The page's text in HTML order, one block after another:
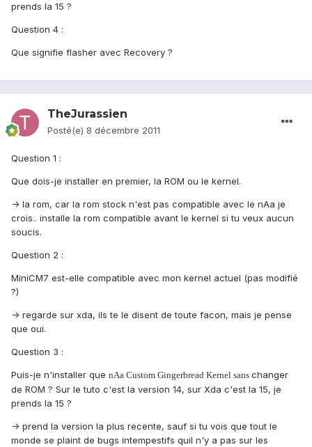
prends la 15 ?
Question 4 :
Que signifie flasher avec Recovery ?
TheJurassien
Posté(e) 8 décembre 2011
Question 1 :
Que dois-je installer en premier, la ROM ou le kernel.
-> la rom, car la rom stock n'est pas compatible avec le nAa je
crois.. installe la rom compatible avant le kernel si tu veux aucun
soucis.
Question 2 :
MiniCM7 est-elle compatible avec mon kernel actuel (pas modifié
?)
-> regarde sur xda, ils te le disent de toute facon, mais je pense
que oui.
Question 3 :
Puis-je n'installer que nAa Custom Gingerbread Kernel sans changer
de ROM ? Sur le tuto c'est la version 14, sur Xda c'est la 15, je
prends la 15 ?
-> prend la version la plus recente, sauf si tu vois que tout le
monde se plaint de bugs intempestifs quil n'y a pas sur les